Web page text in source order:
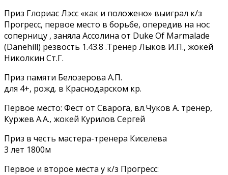
Приз Глориас Лэсс «как и положено» выиграл к/з
Прогресс, первое место в борьбе, опередив на нос
соперницу , заняла Ассолина от Duke Of Marmalade
(Danehill) резвость 1.43.8 .Тренер Лыков И.П., жокей
Николкин Ст.Г.
Приз памяти Белозерова А.П.
для 4+, рожд. в Краснодарском кр.
Первое место: Феcт от Cвapoга, вл.Чуков А. тренер,
Куржев А.А., жокей Курилов Сергей
Приз в честь мастера-тренера Киселева
3 лет 1800м
Первое и второе места у к/з Прогресс: